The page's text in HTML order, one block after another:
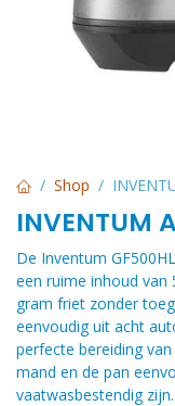
Shop
INVENTUM
De Inventum
een ruime inhoud van
gram friet zonder
eenvoudig uit acht
perfecte bereiding
mand en de pan
vaatwasbestendig zijn.